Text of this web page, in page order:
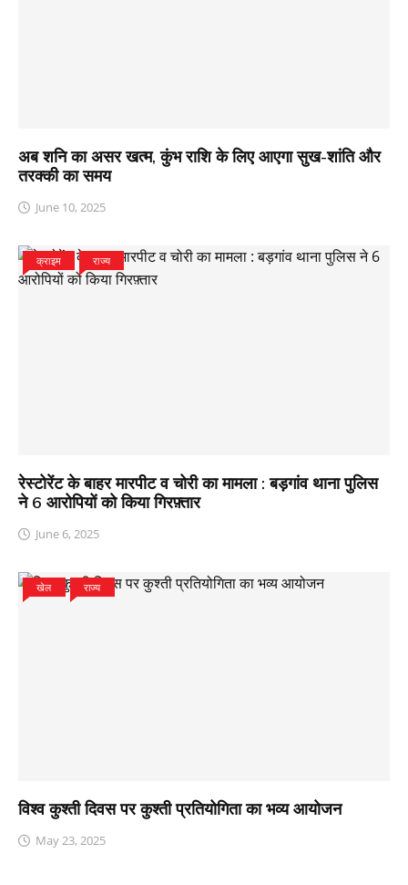
अब शनि का असर खत्म, कुंभ राशि के लिए आएगा सुख-शांति और
तरक्की का समय
June 10, 2025
क्राइम राज्य
रेस्टोरेंट के बाहर मारपीट व चोरी का मामला : बड़गांव थाना पुलिस
ने 6 आरोपियों को किया गिरफ़्तार
June 6, 2025
खेल राज्य
विश्व कुश्ती दिवस पर कुश्ती प्रतियोगिता का भव्य आयोजन
May 23, 2025